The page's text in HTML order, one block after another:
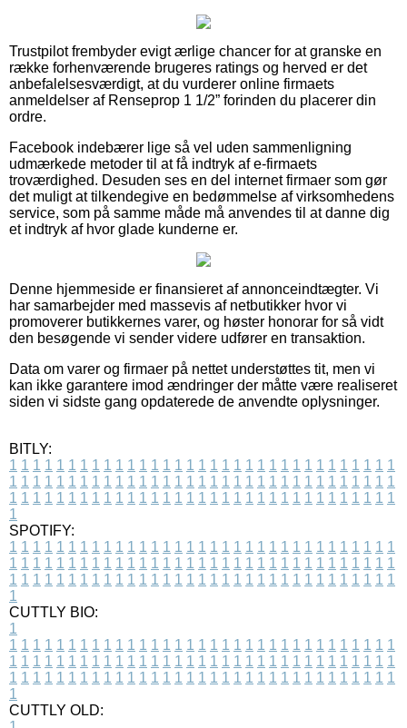
Trustpilot frembyder evigt ærlige chancer for at granske en
række forhenværende brugeres ratings og herved er det
anbefalelsesværdigt, at du vurderer online firmaets
anmeldelser af Renseprop 1 1/2” forinden du placerer din
ordre.
Facebook indebærer lige så vel uden sammenligning
udmærkede metoder til at få indtryk af e-firmaets
troværdighed. Desuden ses en del internet firmaer som gør
det muligt at tilkendegive en bedømmelse af virksomhedens
service, som på samme måde må anvendes til at danne dig
et indtryk af hvor glade kunderne er.
Denne hjemmeside er finansieret af annonceindtægter. Vi
har samarbejder med massevis af netbutikker hvor vi
promoverer butikkernes varer, og høster honorar for så vidt
den besøgende vi sender videre udfører en transaktion.
Data om varer og firmaer på nettet understøttes tit, men vi
kan ikke garantere imod ændringer der måtte være realiseret
siden vi sidste gang opdaterede de anvendte oplysninger.
BITLY:
1 1 1 1 1 1 1 1 1 1 1 1 1 1 1 1 1 1 1 1 1 1 1 1 1 1 1 1 1 1 1 1 1
1 1 1 1 1 1 1 1 1 1 1 1 1 1 1 1 1 1 1 1 1 1 1 1 1 1 1 1 1 1 1 1 1
1 1 1 1 1 1 1 1 1 1 1 1 1 1 1 1 1 1 1 1 1 1 1 1 1 1 1 1 1 1 1 1 1
1
SPOTIFY:
1 1 1 1 1 1 1 1 1 1 1 1 1 1 1 1 1 1 1 1 1 1 1 1 1 1 1 1 1 1 1 1 1
1 1 1 1 1 1 1 1 1 1 1 1 1 1 1 1 1 1 1 1 1 1 1 1 1 1 1 1 1 1 1 1 1
1 1 1 1 1 1 1 1 1 1 1 1 1 1 1 1 1 1 1 1 1 1 1 1 1 1 1 1 1 1 1 1 1
1
CUTTLY BIO:
1
1 1 1 1 1 1 1 1 1 1 1 1 1 1 1 1 1 1 1 1 1 1 1 1 1 1 1 1 1 1 1 1 1
1 1 1 1 1 1 1 1 1 1 1 1 1 1 1 1 1 1 1 1 1 1 1 1 1 1 1 1 1 1 1 1 1
1 1 1 1 1 1 1 1 1 1 1 1 1 1 1 1 1 1 1 1 1 1 1 1 1 1 1 1 1 1 1 1 1
1
CUTTLY OLD: